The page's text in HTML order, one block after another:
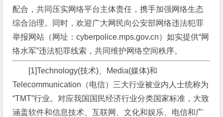
配合，共同压实网络平台主体责任，携手加强网络生态
综合治理。同时，欢迎广大网民向公安部网络违法犯罪
举报网站（网址：cyberpolice.mps.gov.cn）如实提供“网
络水军”违法犯罪线索，共同维护网络空间秩序。
[1]Technology(技术)、Media(媒体)和
Telecommunication（电信）三大行业被业内人士统称为
“TMT”行业。对应我国国民经济行业分类国家标准，大致
涵盖软件和信息技术、互联网、文化和娱乐、电信和广